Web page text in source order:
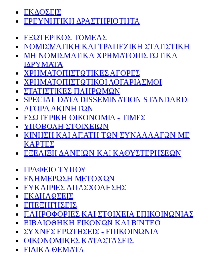
ΕΚΔΟΣΕΙΣ
ΕΡΕΥΝΗΤΙΚΗ ΔΡΑΣΤΗΡΙΟΤΗΤΑ
ΕΞΩΤΕΡΙΚΟΣ ΤΟΜΕΑΣ
ΝΟΜΙΣΜΑΤΙΚΗ ΚΑΙ ΤΡΑΠΕΖΙΚΗ ΣΤΑΤΙΣΤΙΚΗ
ΜΗ ΝΟΜΙΣΜΑΤΙΚΑ ΧΡΗΜΑΤΟΠΙΣΤΩΤΙΚΑ
ΙΔΡΥΜΑΤΑ
ΧΡΗΜΑΤΟΠΙΣΤΩΤΙΚΕΣ ΑΓΟΡΕΣ
ΧΡΗΜΑΤΟΠΙΣΤΩΤΙΚΟΙ ΛΟΓΑΡΙΑΣΜΟΙ
ΣΤΑΤΙΣΤΙΚΕΣ ΠΛΗΡΩΜΩΝ
SPECIAL DATA DISSEMINATION STANDARD
ΑΓΟΡΑ ΑΚΙΝΗΤΩΝ
ΕΣΩΤΕΡΙΚΗ ΟΙΚΟΝΟΜΙΑ - ΤΙΜΕΣ
ΥΠΟΒΟΛΗ ΣΤΟΙΧΕΙΩΝ
ΚΙΝΗΣΗ ΚΑΙ ΑΠΑΤΗ ΤΩΝ ΣΥΝΑΛΛΑΓΩΝ ΜΕ
ΚΑΡΤΕΣ
ΕΞΕΛΙΞΗ ΔΑΝΕΙΩΝ ΚΑΙ ΚΑΘΥΣΤΕΡΗΣΕΩΝ
ΓΡΑΦΕΙΟ ΤΥΠΟΥ
ΕΝΗΜΕΡΩΣΗ ΜΕΤΟΧΩΝ
ΕΥΚΑΙΡΙΕΣ ΑΠΑΣΧΟΛΗΣΗΣ
ΕΚΔΗΛΩΣΕΙΣ
ΕΠΕΞΗΓΗΣΕΙΣ
ΠΛΗΡΟΦΟΡΙΕΣ ΚΑΙ ΣΤΟΙΧΕΙΑ ΕΠΙΚΟΙΝΩΝΙΑΣ
ΒΙΒΛΙΟΘΗΚΗ ΕΙΚΟΝΩΝ ΚΑΙ ΒΙΝΤΕΟ
ΣΥΧΝΕΣ ΕΡΩΤΗΣΕΙΣ - ΕΠΙΚΟΙΝΩΝΙΑ
ΟΙΚΟΝΟΜΙΚΕΣ ΚΑΤΑΣΤΑΣΕΙΣ
ΕΙΔΙΚΑ ΘΕΜΑΤΑ